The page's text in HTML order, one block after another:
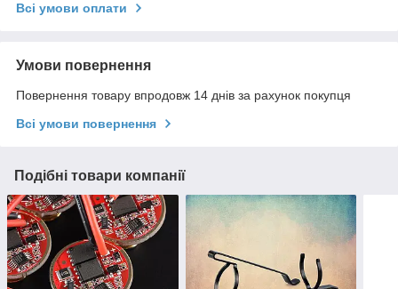
Всі умови оплати
Умови повернення
Повернення товару впродовж 14 днів за рахунок покупця
Всі умови повернення
Подібні товари компанії